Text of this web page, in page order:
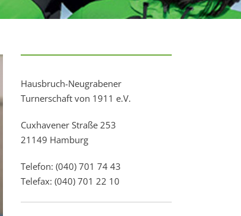
Hausbruch-Neugrabener
Turnerschaft von 1911 e.V.
Cuxhavener Straße 253
21149 Hamburg
Telefon: (040) 701 74 43
Telefax: (040) 701 22 10